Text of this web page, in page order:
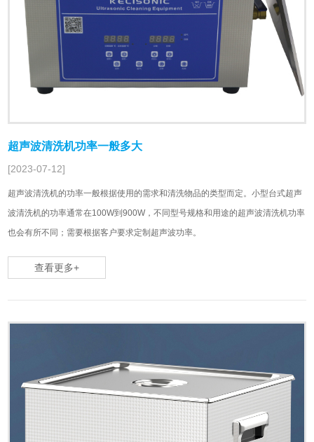
超声波清洗机功率一般多大
[2023-07-12]
超声波清洗机的功率一般根据使用的需求和清洗物品的类型而定。小型台式超声
波清洗机的功率通常在100W到900W，不同型号规格和用途的超声波清洗机功率
也会有所不同；需要根据客户要求定制超声波功率。
查看更多+